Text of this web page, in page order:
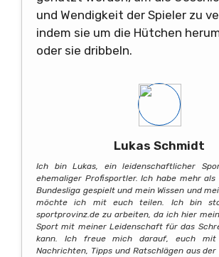
und Wendigkeit der Spieler zu
indem sie um die Hütchen
oder sie dribbeln.
Lukas Schmidt
Ich bin Lukas, ein leidenschaftlicher
ehemaliger Profisportler. Ich habe mehr
Bundesliga gespielt und mein Wissen und
möchte ich mit euch teilen. Ich bin
sportprovinz.de zu arbeiten, da ich hier
Sport mit meiner Leidenschaft für das
kann. Ich freue mich darauf, euch mit
Nachrichten, Tipps und Ratschlägen aus der